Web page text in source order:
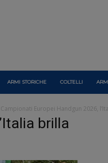
ARMI STORICHE COLTELLI
Campionati Europei Handgun 2026,
brilla